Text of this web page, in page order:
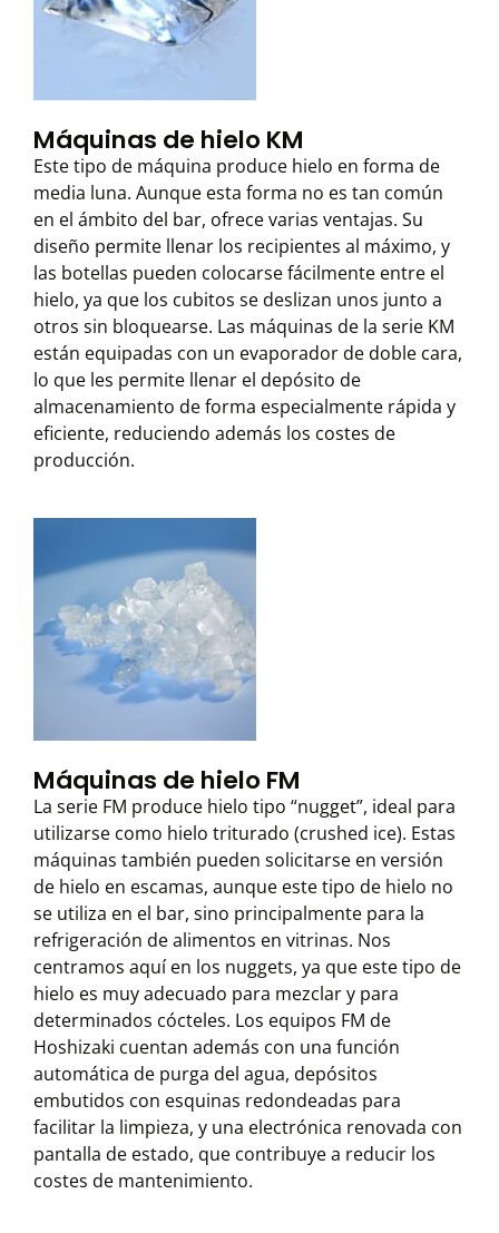
Máquinas de hielo KM
Este tipo de máquina produce hielo en forma de
media luna. Aunque esta forma no es tan común
en el ámbito del bar, ofrece varias ventajas. Su
diseño permite llenar los recipientes al máximo, y
las botellas pueden colocarse fácilmente entre el
hielo, ya que los cubitos se deslizan unos junto a
otros sin bloquearse. Las máquinas de la serie KM
están equipadas con un evaporador de doble cara,
lo que les permite llenar el depósito de
almacenamiento de forma especialmente rápida y
eficiente, reduciendo además los costes de
producción.
Máquinas de hielo FM
La serie FM produce hielo tipo “nugget”, ideal para
utilizarse como hielo triturado (crushed ice). Estas
máquinas también pueden solicitarse en versión
de hielo en escamas, aunque este tipo de hielo no
se utiliza en el bar, sino principalmente para la
refrigeración de alimentos en vitrinas. Nos
centramos aquí en los nuggets, ya que este tipo de
hielo es muy adecuado para mezclar y para
determinados cócteles. Los equipos FM de
Hoshizaki cuentan además con una función
automática de purga del agua, depósitos
embutidos con esquinas redondeadas para
facilitar la limpieza, y una electrónica renovada con
pantalla de estado, que contribuye a reducir los
costes de mantenimiento.